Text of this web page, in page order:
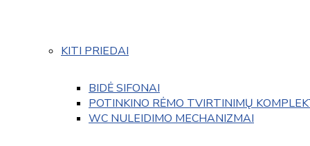
KITI PRIEDAI
BIDĖ SIFONAI
POTINKINO RĖMO TVIRTINIMŲ
WC NULEIDIMO MECHANIZMAI